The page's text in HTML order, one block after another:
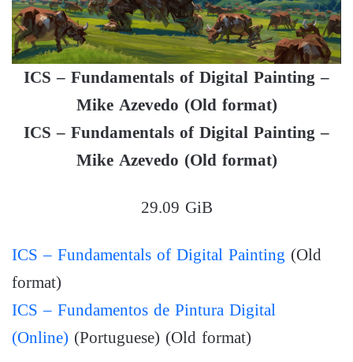
ICS – Fundamentals of Digital Painting –
Mike Azevedo (Old format)
ICS – Fundamentals of Digital Painting –
Mike Azevedo (Old format)
29.09 GiB
ICS – Fundamentals of Digital Painting (Old
format)
ICS – Fundamentos de Pintura Digital
(Online) (Portuguese) (Old format)